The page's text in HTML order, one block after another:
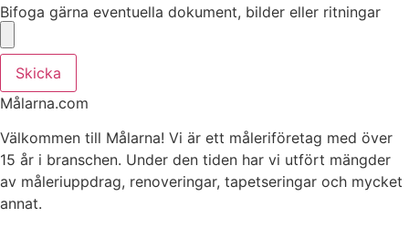
Bifoga gärna eventuella dokument, bilder eller ritningar
Skicka
Målarna.com
Välkommen till Målarna! Vi är ett måleriföretag med över
15 år i branschen. Under den tiden har vi utfört mängder
av måleriuppdrag, renoveringar, tapetseringar och mycket
annat.